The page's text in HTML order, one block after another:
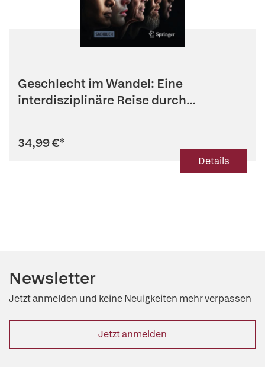
Geschlecht im Wandel: Eine
interdisziplinäre Reise durch
34,99 €*
Details
Newsletter
Jetzt anmelden und keine Neuigkeiten mehr verpassen
Jetzt anmelden